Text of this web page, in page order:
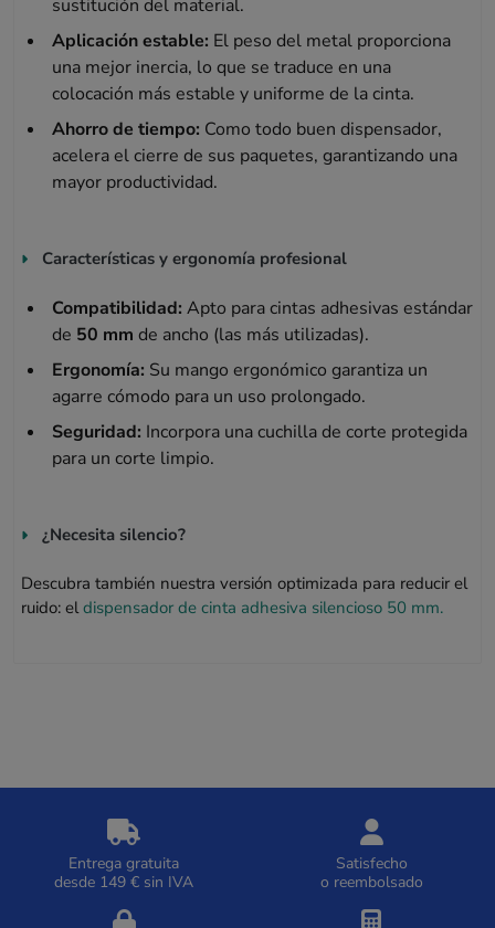
sustitución del material.
Aplicación estable: El peso del metal proporciona
una mejor inercia, lo que se traduce en una
colocación más estable y uniforme de la cinta.
Ahorro de tiempo: Como todo buen dispensador,
acelera el cierre de sus paquetes, garantizando una
mayor productividad.
Características y ergonomía profesional
Compatibilidad: Apto para cintas adhesivas estándar
de 50 mm de ancho (las más utilizadas).
Ergonomía: Su mango ergonómico garantiza un
agarre cómodo para un uso prolongado.
Seguridad: Incorpora una cuchilla de corte protegida
para un corte limpio.
¿Necesita silencio?
Descubra también nuestra versión optimizada para reducir el
ruido: eldispensador de cinta adhesiva silencioso 50 mm.
Entrega gratuita
desde 149 € sin IVA
Satisfecho
o reembolsado